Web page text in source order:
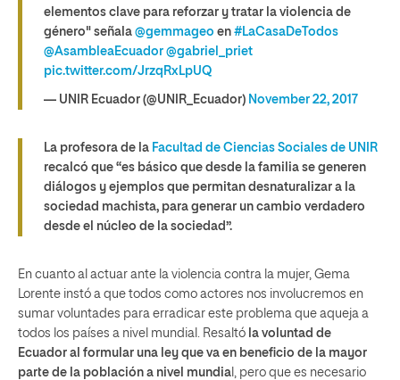
elementos clave para reforzar y tratar la violencia de
género" señala @gemmageo en #LaCasaDeTodos
@AsambleaEcuador @gabriel_priet
pic.twitter.com/JrzqRxLpUQ
— UNIR Ecuador (@UNIR_Ecuador) November 22, 2017
La profesora de la Facultad de Ciencias Sociales de UNIR
recalcó que “es básico que desde la familia se generen
diálogos y ejemplos que permitan desnaturalizar a la
sociedad machista, para generar un cambio verdadero
desde el núcleo de la sociedad”.
En cuanto al actuar ante la violencia contra la mujer, Gema
Lorente instó a que todos como actores nos involucremos en
sumar voluntades para erradicar este problema que aqueja a
todos los países a nivel mundial. Resaltó la voluntad de
Ecuador al formular una ley que va en beneficio de la mayor
parte de la población a nivel mundia l, pero que es necesario